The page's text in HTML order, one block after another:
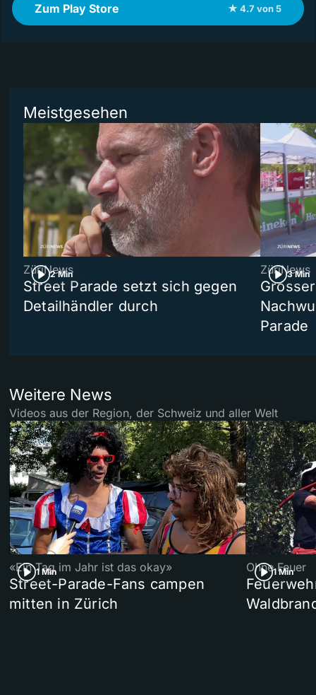
Zum Play Store ★ 4.7 von 5
Meistgesehen
2 Min
ZüriNews
Street Parade setzt sich gegen
Detailhändler durch
3 Min
ZüriNews
Parade
Weitere News
Videos aus der Region, der Schweiz und aller Welt
1 Min
«Ein Tag im Jahr ist das okay»
Street-Parade-Fans campen
mitten in Zürich
1 Min
Ohne Feuer